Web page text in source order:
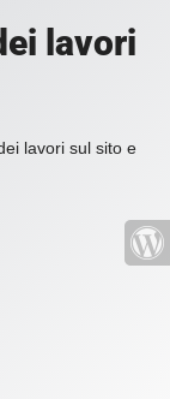
lavori
lavori sul sito e